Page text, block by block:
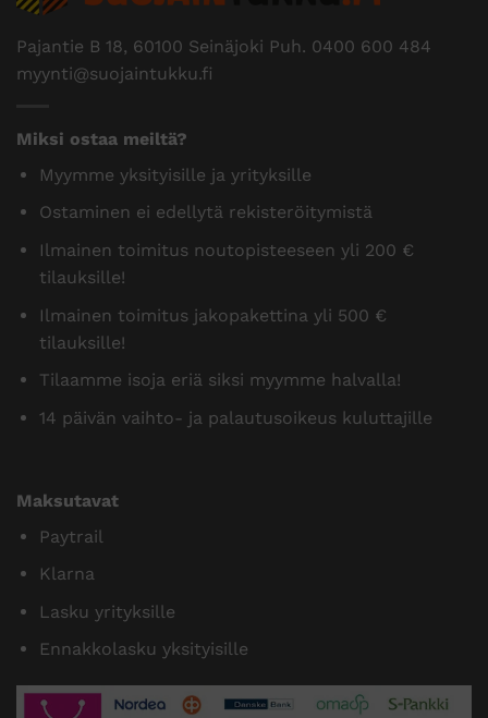
Pajantie B 18, 60100 Seinäjoki Puh. 0400 600 484
myynti@suojaintukku.fi
Miksi ostaa meiltä?
Myymme yksityisille ja yrityksille
Ostaminen ei edellytä rekisteröitymistä
Ilmainen toimitus noutopisteeseen yli 200 €
tilauksille!
Ilmainen toimitus jakopakettina yli 500 €
tilauksille!
Tilaamme isoja eriä siksi myymme halvalla!
14 päivän vaihto- ja palautusoikeus kuluttajille
Maksutavat
Paytrail
Klarna
Lasku yrityksille
Ennakkolasku yksityisille